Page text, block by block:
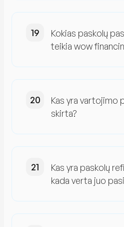
Kokias paskolų
teikia wow
Kas yra vartojimo
skirta?
Kas yra paskolų
kada verta juo